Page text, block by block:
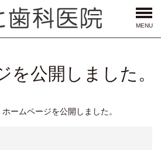
MENU
を公開しました。
ホームページを公開しました。